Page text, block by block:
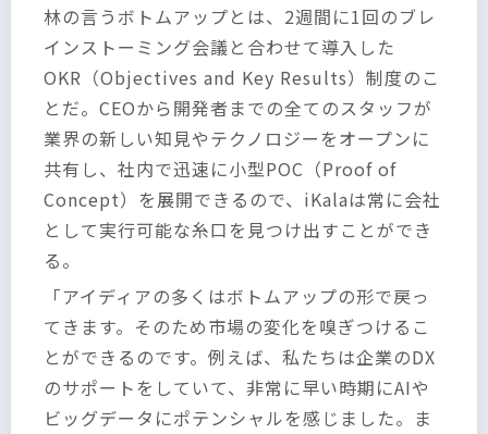
林の言うボトムアップとは、2週間に1回のブレ
インストーミング会議と合わせて導入した
OKR（Objectives and Key Results）制度のこ
とだ。CEOから開発者までの全てのスタッフが
業界の新しい知見やテクノロジーをオープンに
共有し、社内で迅速に小型POC（Proof of
Concept）を展開できるので、iKalaは常に会社
として実行可能な糸口を見つけ出すことができ
る。
「アイディアの多くはボトムアップの形で戻っ
てきます。そのため市場の変化を嗅ぎつけるこ
とができるのです。例えば、私たちは企業のDX
のサポートをしていて、非常に早い時期にAIや
ビッグデータにポテンシャルを感じました。ま